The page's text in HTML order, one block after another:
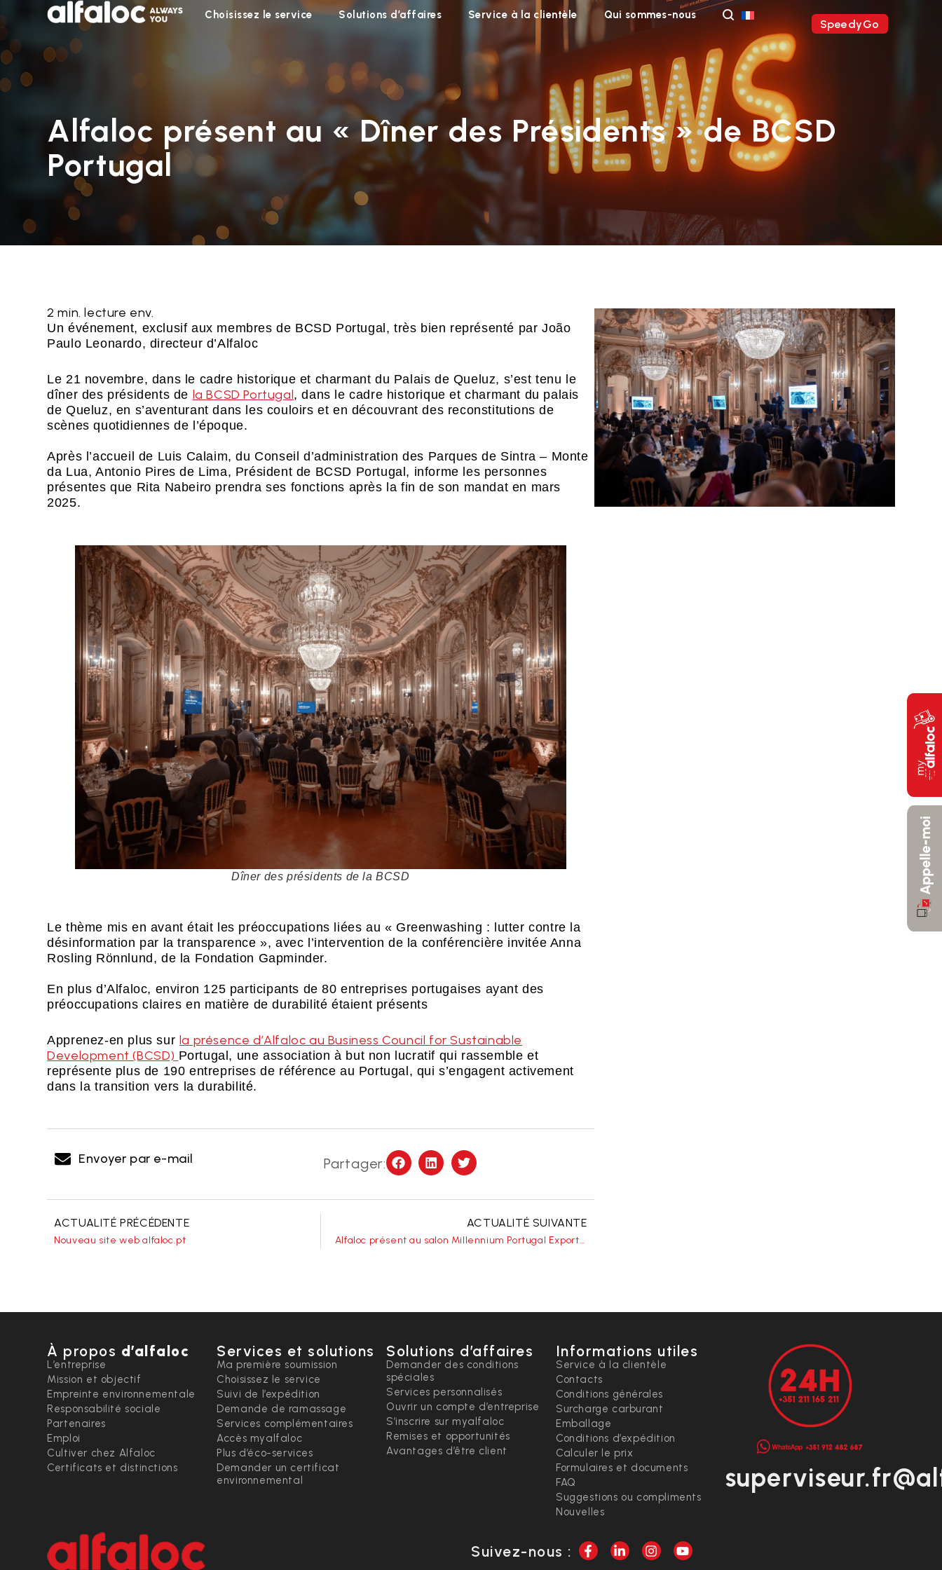
Choisissez le service Solutions d’affaires Service à la clientèle Qui sommes-nous
SpeedyGo
Alfaloc présent au « Dîner des Présidents » de BCSD
Portugal
2 min. lecture env.
Un événement, exclusif aux membres de BCSD Portugal, très bien représenté par João
Paulo Leonardo, directeur d’Alfaloc
Le 21 novembre, dans le cadre historique et charmant du Palais de Queluz, s’est tenu le
dîner des présidents de la BCSD Portugal, dans le cadre historique et charmant du palais
de Queluz, en s’aventurant dans les couloirs et en découvrant des reconstitutions de
scènes quotidiennes de l’époque.
Après l’accueil de Luis Calaim, du Conseil d’administration des Parques de Sintra – Monte
da Lua, Antonio Pires de Lima, Président de BCSD Portugal, informe les personnes
présentes que Rita Nabeiro prendra ses fonctions après la fin de son mandat en mars
2025.
Dîner des présidents de la BCSD
Le thème mis en avant était les préoccupations liées au « Greenwashing : lutter contre la
désinformation par la transparence », avec l’intervention de la conférencière invitée Anna
Rosling Rönnlund, de la Fondation Gapminder.
En plus d’Alfaloc, environ 125 participants de 80 entreprises portugaises ayant des
préoccupations claires en matière de durabilité étaient présents
Apprenez-en plus sur la présence d’Alfaloc au Business Council for Sustainable
Development (BCSD) Portugal, une association à but non lucratif qui rassemble et
représente plus de 190 entreprises de référence au Portugal, qui s’engagent activement
dans la transition vers la durabilité.
Envoyer par e-mail Partager:
ACTUALITÉ PRÉCÉDENTE
Nouveau site web alfaloc.pt
ACTUALITÉ SUIVANTE
Alfaloc présent au salon Millennium Portugal Exporter
À propos d’alfaloc
L’entreprise
Mission et objectif
Empreinte environnementale
Responsabilité sociale
Partenaires
Emploi
Cultiver chez Alfaloc
Certificats et distinctions
Services et solutions
Ma première soumission
Choisissez le service
Suivi de l’expédition
Demande de ramassage
Services complémentaires
Accès myalfaloc
Plus d’éco-services
Demander un certificat
environnemental
Solutions d’affaires
Demander des conditions
spéciales
Services personnalisés
Ouvrir un compte d’entreprise
S’inscrire sur myalfaloc
Remises et opportunités
Avantages d’être client
Informations utiles
Service à la clientèle
Contacts
Conditions générales
Surcharge carburant
Emballage
Conditions d’expédition
Calculer le prix
Formulaires et documents
FAQ
Suggestions ou compliments
Nouvelles
Suivez-nous :